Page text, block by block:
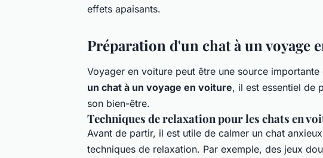
effets apaisants.
Préparation d'un chat à un voyage
Voyager en voiture peut être une source
un chat à un voyage en voiture, il est essentiel de
son bien-être.
Techniques de relaxation pour les chats en
Avant de partir, il est utile de calmer un chat
techniques de relaxation. Par exemple, des jeux